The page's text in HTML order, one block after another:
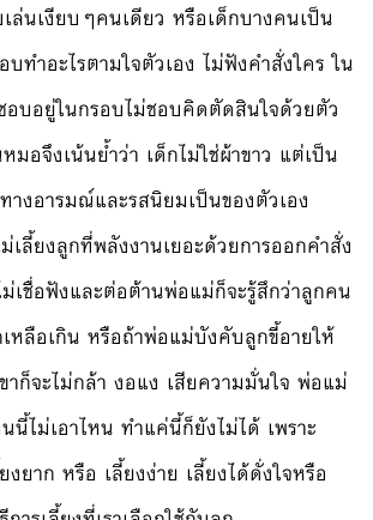
ล่นเงียบๆคนเดียว หรือเด็กบางคนเป็น
บทำอะไรตามใจตัวเอง ไม่ฟังคำสั่งใคร ใน
บอยู่ในกรอบไม่ชอบคิดตัดสินใจด้วยตัว
อจึงเน้นย้ำว่า เด็กไม่ใช่ผ้าขาว แต่เป็น
งอารมณ์และรสนิยมเป็นของตัวเอง
ลี้ยงลูกที่พลังงานเยอะด้วยการออกคำสั่ง
เชื่อฟังและต่อต้านพ่อแม่ก็จะรู้สึกว่าลูกคน
หลือเกิน หรือถ้าพ่อแม่บังคับลูกขี้อายให้
าก็จะไม่กล้า งอแง เสียความมั่นใจ พ่อแม่
นี้ไม่เอาไหน ทำแค่นี้ก็ยังไม่ได้ เพราะ
งยาก หรือ เลี้ยงง่าย เลี้ยงได้ดั่งใจหรือ